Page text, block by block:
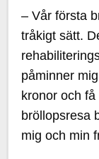
– Vår första
tråkigt sätt.
påminner
kronor och
bröllopsresa
mig och min